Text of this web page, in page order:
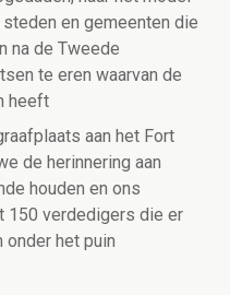
en gemeenten die
na de Tweede
te eren waarvan de
heeft
aan het Fort
de herinnering aan
houden en ons
150 verdedigers die er
het puin